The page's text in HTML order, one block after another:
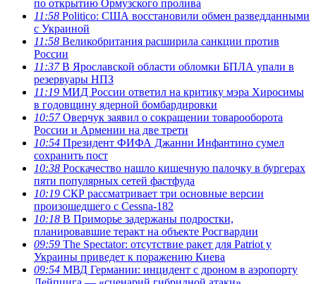
по открытию Ормузского пролива
11:58 Politico: США восстановили обмен разведданными
с Украиной
11:58 Великобритания расширила санкции против
России
11:37В Ярославской области обломки БПЛА упали в
резервуары НПЗ
11:19 МИД России ответил на критику мэра Хиросимы
в годовщину ядерной бомбардировки
10:57Оверчук заявил о сокращении товарооборота
России и Армении на две трети
10:54 Президент ФИФА Джанни Инфантино сумел
сохранить пост
10:38 Роскачество нашло кишечную палочку в бургерах
пяти популярных сетей фастфуда
10:19 СКР рассматривает три основные версии
произошедшего с Cessna-182
10:18 В Приморье задержаны подростки,
планировавшие теракт на объекте Росгвардии
09:59 The Spectator: отсутствие ракет для Patriot у
Украины приведет к поражению Киева
09:54 МВД Германии: инцидент с дроном в аэропорту